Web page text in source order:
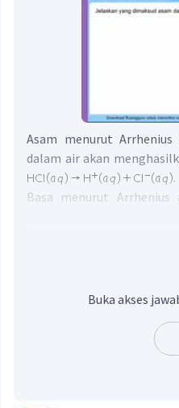
Asam menurut
dalam air akan
.
Basa menurut
Jadi, dapat
melepaskan ion
Buka akses